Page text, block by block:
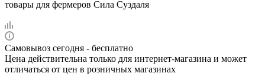
Самовывоз сегодня - бесплатно
Цена действительна только для интернет-магазина и может
отличаться от цен в розничных магазинах